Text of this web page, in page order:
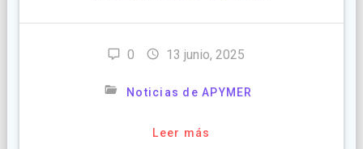
0 13 junio, 2025
Noticias de APYMER
Leer más